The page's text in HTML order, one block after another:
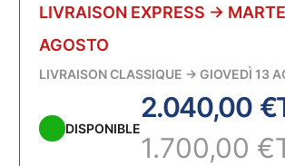
LIVRAISON EXPRESS →
AGOSTO
LIVRAISON CLASSIQUE → GIOVEDÌ 13
DISPONIBLE
2.040,00 €
1.700,00 €